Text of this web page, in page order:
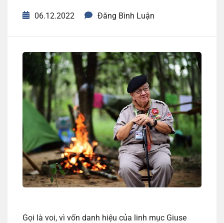
06.12.2022 Đăng Bình Luận
Gọi là voi, vì vốn danh hiệu của linh mục Giuse